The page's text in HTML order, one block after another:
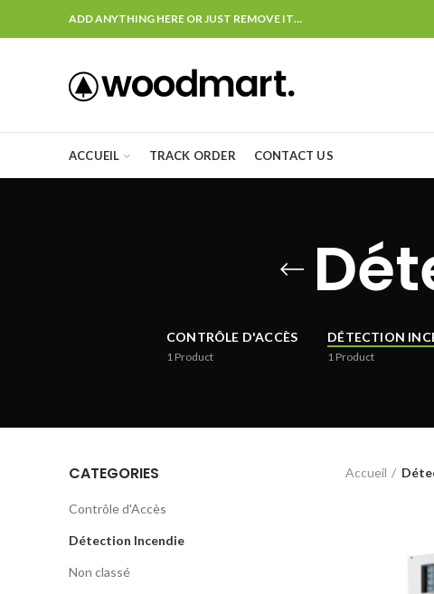
ADD ANYTHING HERE OR JUST REMOVE IT…
ACCUEIL TRACK ORDER CONTACT US
CONTRÔLE D'ACCÈS
1 Product
DÉTECTION
1 Product
Accueil
CATEGORIES
Contrôle d'Accès
Détection Incendie
Non classé